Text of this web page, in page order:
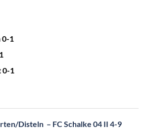
0-1
0-1
Disteln – FC Schalke 04 II 4-9